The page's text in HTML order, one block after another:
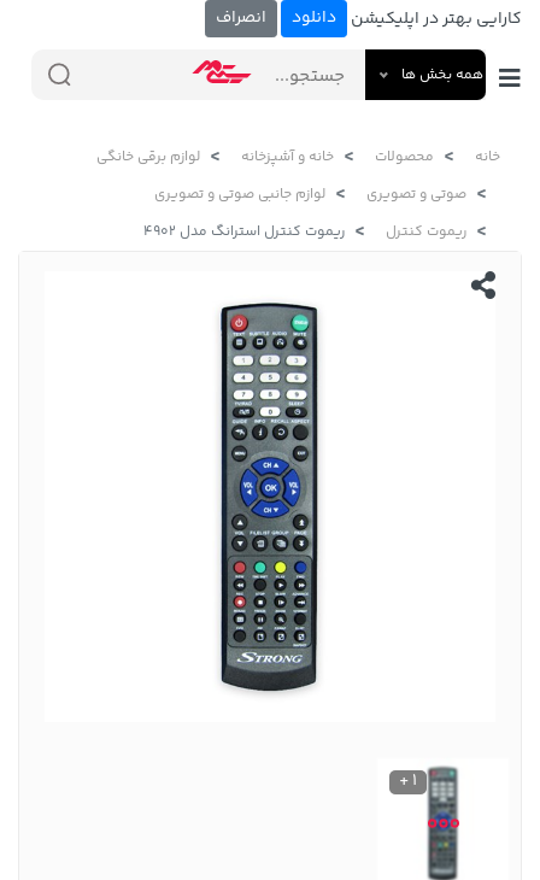
کارایی بهتر در اپلیکیشن دانلود انصراف
همه بخش ها
خانه محصولات خانه و آشپزخانه
لوازم برقی خانگی
صوتی و تصویری
لوازم جانبی صوتی و تصویری
ریموت کنترل
ریموت کنترل استرانگ مدل 4902
1 +